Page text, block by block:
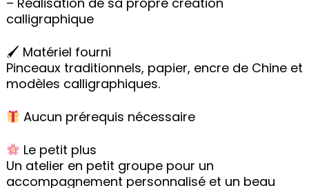
calligraphique
🖌 Matériel fourni
Pinceaux traditionnels, papier, encre de Chine et
modèles calligraphiques.
Aucun prérequis nécessaire
Le petit plus
Un atelier en petit groupe pour un
accompagnement personnalisé et un beau